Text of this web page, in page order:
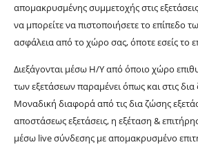
απομακρυσμένης συμμετοχής στις
να μπορείτε να πιστοποιήσετε το επίπεδο
ασφάλεια από το χώρο σας, όποτε εσείς το
Διεξάγονται μέσω Η/Υ από όποιο χώρο
των εξετάσεων παραμένει όπως και στις δια
Μοναδική διαφορά από τις δια ζώσης
αποστάσεως εξετάσεις, η εξέταση &
μέσω liveσύνδεσης με απομακρυσμένο